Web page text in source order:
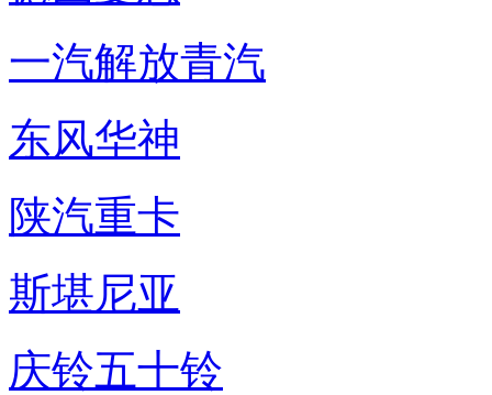
一汽解放青汽
东风华神
陕汽重卡
斯堪尼亚
庆铃五十铃